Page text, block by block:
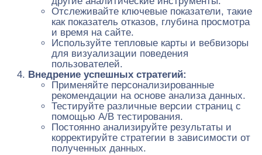
Отслеживайте ключевые показатели, такие
как показатель отказов, глубина просмотра
и время на сайте.
Используйте тепловые карты и вебвизоры
для визуализации поведения
пользователей.
Внедрение успешных стратегий:
Применяйте персонализированные
рекомендации на основе анализа данных.
Тестируйте различные версии страниц с
помощью A/B тестирования.
Постоянно анализируйте результаты и
корректируйте стратегии в зависимости от
полученных данных.